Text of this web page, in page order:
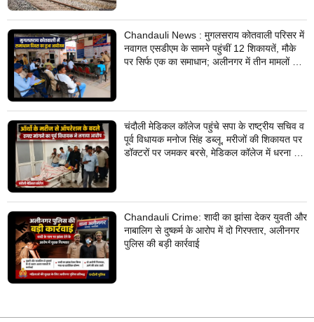
Chandauli News : मुगलसराय कोतवाली परिसर में
नवागत एसडीएम के सामने पहुंचीं 12 शिकायतें, मौके
पर सिर्फ एक का समाधान; अलीनगर में तीन मामलों का
चंदौली मेडिकल कॉलेज पहुंचे सपा के राष्ट्रीय सचिव व
पूर्व विधायक मनोज सिंह डब्लू, मरीजों की शिकायत पर
डॉक्टरों पर जमकर बरसे, मेडिकल कॉलेज में धरना देने
Chandauli Crime: शादी का झांसा देकर युवती और
नाबालिग से दुष्कर्म के आरोप में दो गिरफ्तार, अलीनगर
पुलिस की बड़ी कार्रवाई